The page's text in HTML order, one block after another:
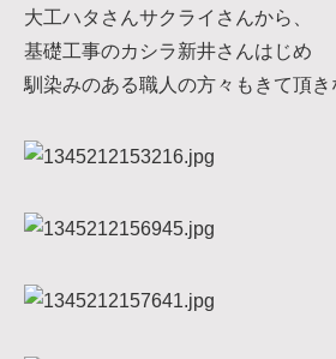
大工ハタさんサクライさんから、
基礎工事のカシラ新井さんはじめ
馴染みのある職人の方々もきて頂